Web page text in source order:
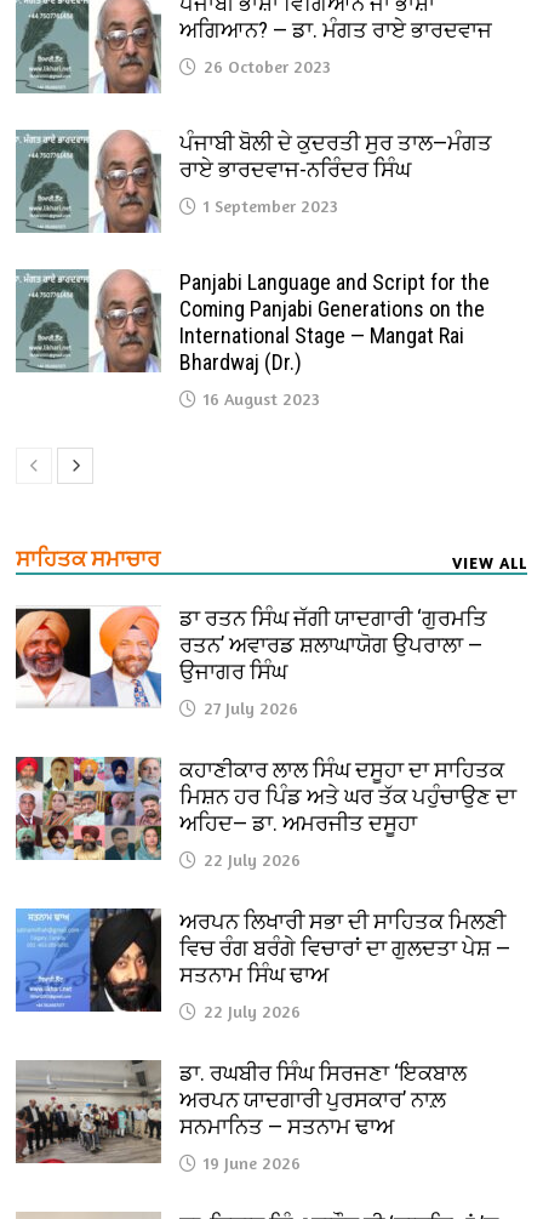
ਅਗਿਆਨ? — ਡਾ. ਮੰਗਤ ਰਾਏ ਭਾਰਦਵਾਜ
26 October 2023
ਪੰਜਾਬੀ ਬੋਲੀ ਦੇ ਕੁਦਰਤੀ ਸੁਰ ਤਾਲ—ਮੰਗਤ
ਰਾਏ ਭਾਰਦਵਾਜ-ਨਰਿੰਦਰ ਸਿੰਘ
1 September 2023
Panjabi Language and Script for the
Coming Panjabi Generations on the
International Stage — Mangat Rai
Bhardwaj (Dr.)
16 August 2023
ਸਾਹਿਤਕ ਸਮਾਚਾਰ VIEW ALL
ਡਾ ਰਤਨ ਸਿੰਘ ਜੱਗੀ ਯਾਦਗਾਰੀ ‘ਗੁਰਮਤਿ
ਰਤਨ’ ਅਵਾਰਡ ਸ਼ਲਾਘਾਯੋਗ ਉਪਰਾਲਾ —
ਉਜਾਗਰ ਸਿੰਘ
27 July 2026
ਕਹਾਣੀਕਾਰ ਲਾਲ ਸਿੰਘ ਦਸੂਹਾ ਦਾ ਸਾਹਿਤਕ
ਮਿਸ਼ਨ ਹਰ ਪਿੰਡ ਅਤੇ ਘਰ ਤੱਕ ਪਹੁੰਚਾਉਣ ਦਾ
ਅਹਿਦ— ਡਾ. ਅਮਰਜੀਤ ਦਸੂਹਾ
22 July 2026
ਅਰਪਨ ਲਿਖਾਰੀ ਸਭਾ ਦੀ ਸਾਹਿਤਕ ਮਿਲਣੀ
ਵਿਚ ਰੰਗ ਬਰੰਗੇ ਵਿਚਾਰਾਂ ਦਾ ਗੁਲਦਤਾ ਪੇਸ਼ —
ਸਤਨਾਮ ਸਿੰਘ ਢਾਅ
22 July 2026
ਡਾ. ਰਘਬੀਰ ਸਿੰਘ ਸਿਰਜਣਾ ‘ਇਕਬਾਲ
ਅਰਪਨ ਯਾਦਗਾਰੀ ਪੁਰਸਕਾਰ’ ਨਾਲ਼
ਸਨਮਾਨਿਤ — ਸਤਨਾਮ ਢਾਅ
19 June 2026